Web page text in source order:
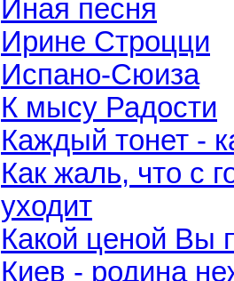
Иная песня
Ирине Строцци
Испано-Сюиза
К мысу Радости
Каждый тонет -
Как жаль, что с
уходит
Какой ценой Вы
Киев - родина